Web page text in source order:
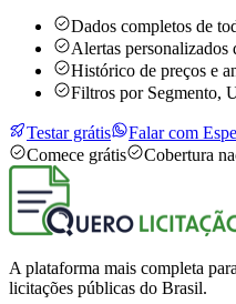
Dados completos de
Alertas personalizados
Histórico de preços e
Filtros por Segmento,
Testar grátis
Falar com
Comece grátis
Cobertura
A plataforma mais completa
licitações públicas do Brasil.